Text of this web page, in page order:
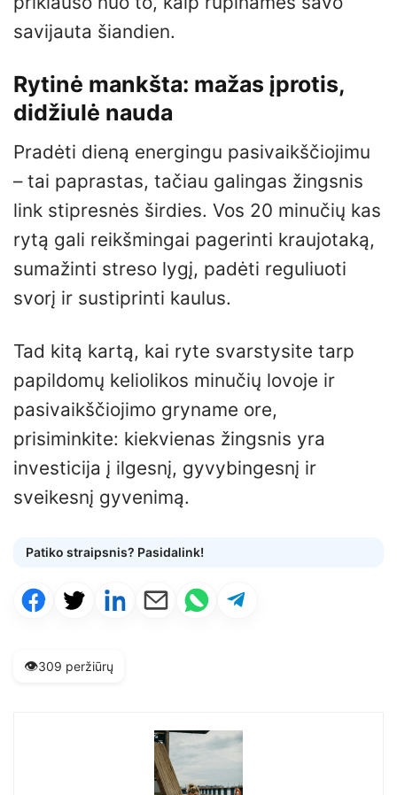
savijauta šiandien.
Rytinė mankšta: mažas įprotis,
didžiulė nauda
Pradėti dieną energingu pasivaikščiojimu
– tai paprastas, tačiau galingas žingsnis
link stipresnės širdies. Vos 20 minučių kas
rytą gali reikšmingai pagerinti kraujotaką,
sumažinti streso lygį, padėti reguliuoti
svorį ir sustiprinti kaulus.
Tad kitą kartą, kai ryte svarstysite tarp
papildomų keliolikos minučių lovoje ir
pasivaikščiojimo gryname ore,
prisiminkite: kiekvienas žingsnis yra
investicija į ilgesnį, gyvybingesnį ir
sveikesnį gyvenimą.
Patiko straipsnis? Pasidalink!
👁️309 peržiūrų